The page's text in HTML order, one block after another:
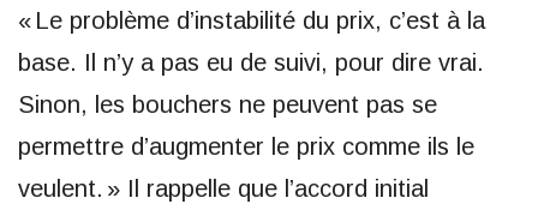
« Le problème d’instabilité du prix, c’est à la
base. Il n’y a pas eu de suivi, pour dire vrai.
Sinon, les bouchers ne peuvent pas se
permettre d’augmenter le prix comme ils le
veulent. » Il rappelle que l’accord initial